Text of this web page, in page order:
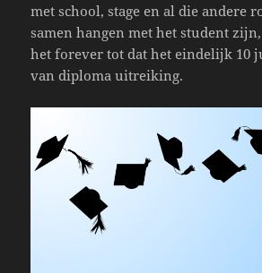
met school, stage en al die andere
samen hangen met het student
het forever tot dat het eindelijk 10
van diploma uitreiking.